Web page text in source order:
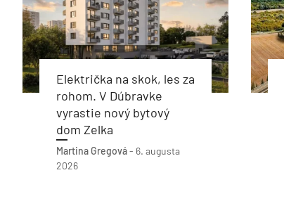
Električka na skok, les za
rohom. V Dúbravke
vyrastie nový bytový
dom Zelka
Martina Gregová- 6. augusta
2026